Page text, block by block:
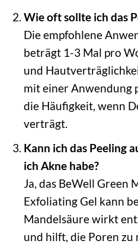
Wie oft sollte ich das
Die empfohlene
beträgt 1-3 Mal pro
und
mit einer Anwendung
die Häufigkeit, wenn
verträgt.
Kann ich das Peeling
ich Akne habe?
Ja, das BeWell Green
Exfoliating Gel kann
Mandelsäure wirkt
und hilft, die Poren zu